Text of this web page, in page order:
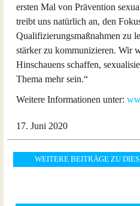
ersten Mal von Prävention
treibt uns natürlich an, den
Qualifizierungsmaßnahmen zu
stärker zu kommunizieren. Wir
Hinschauens schaffen,
Thema mehr sein.“
Weitere Informationen unter:
17. Juni 2020
WEITERE BEITRÄGE ZU